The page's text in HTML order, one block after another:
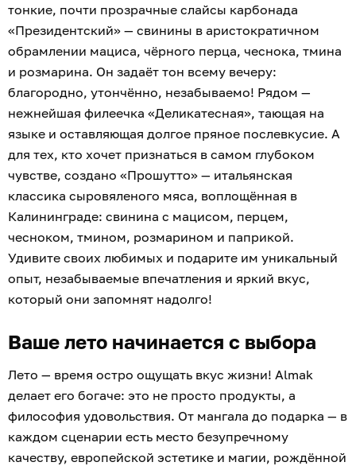
тонкие, почти прозрачные слайсы карбонада
«Президентский» — свинины в аристократичном
обрамлении мациса, чёрного перца, чеснока, тмина
и розмарина. Он задаёт тон всему вечеру:
благородно, утончённо, незабываемо! Рядом —
нежнейшая филеечка «Деликатесная», тающая на
языке и оставляющая долгое пряное послевкусие. А
для тех, кто хочет признаться в самом глубоком
чувстве, создано «Прошутто» — итальянская
классика сыровяленого мяса, воплощённая в
Калининграде: свинина с мацисом, перцем,
чесноком, тмином, розмарином и паприкой.
Удивите своих любимых и подарите им уникальный
опыт, незабываемые впечатления и яркий вкус,
который они запомнят надолго!
Ваше лето начинается с выбора
Лето — время остро ощущать вкус жизни! Almak
делает его богаче: это не просто продукты, а
философия удовольствия. От мангала до подарка — в
каждом сценарии есть место безупречному
качеству, европейской эстетике и магии, рождённой